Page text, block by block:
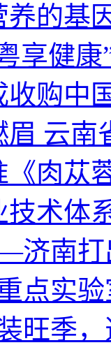
养的基
享健
收购中
云南
《肉苁
技术体
南打
点实
旺季